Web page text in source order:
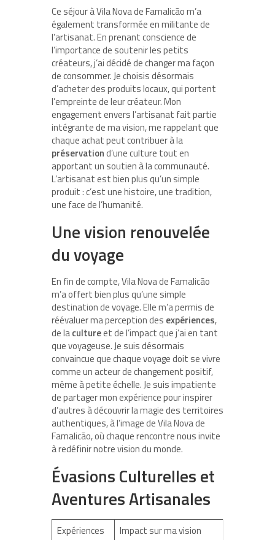
Ce séjour à Vila Nova de Famalicão m’a
également transformée en militante de
l’artisanat. En prenant conscience de
l’importance de soutenir les petits
créateurs, j’ai décidé de changer ma façon
de consommer. Je choisis désormais
d’acheter des produits locaux, qui portent
l’empreinte de leur créateur. Mon
engagement envers l’artisanat fait partie
intégrante de ma vision, me rappelant que
chaque achat peut contribuer à la
préservationd’une culture tout en
apportant un soutien à la communauté.
L’artisanat est bien plus qu’un simple
produit : c’est une histoire, une tradition,
une face de l’humanité.
Une vision renouvelée
du voyage
En fin de compte, Vila Nova de Famalicão
m’a offert bien plus qu’une simple
destination de voyage. Elle m’a permis de
réévaluer ma perception des expériences,
de lacultureet de l’impact que j’ai en tant
que voyageuse. Je suis désormais
convaincue que chaque voyage doit se vivre
comme un acteur de changement positif,
même à petite échelle. Je suis impatiente
de partager mon expérience pour inspirer
d’autres à découvrir la magie des territoires
authentiques, à l’image de Vila Nova de
Famalicão, où chaque rencontre nous invite
à redéfinir notre vision du monde.
Évasions Culturelles et
Aventures Artisanales
Expériences
Impact sur ma vision